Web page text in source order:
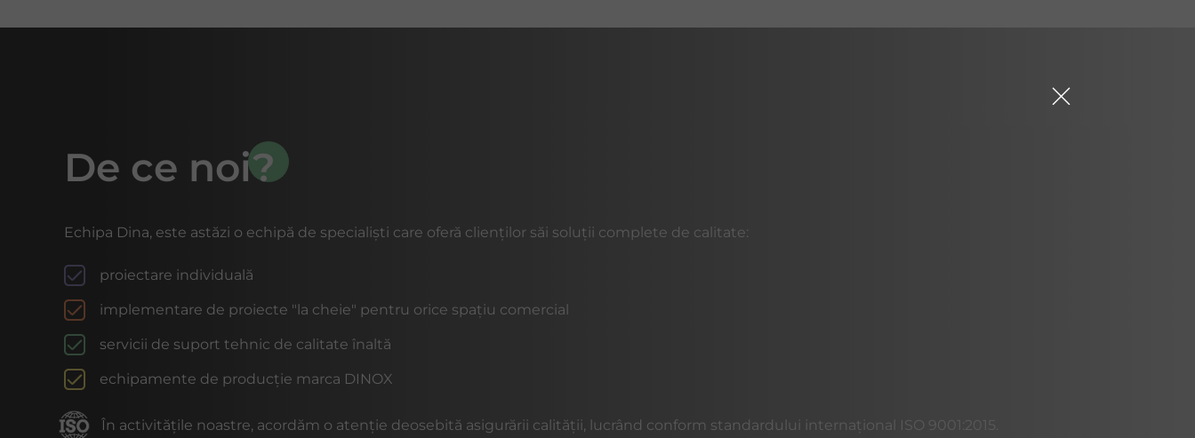
De ce noi?
Echipa Dina, este astăzi o echipă de specialiști care oferă clienților săi soluții complete de calitate:
proiectare individuală
implementare de proiecte "la cheie" pentru orice spațiu comercial
servicii de suport tehnic de calitate înaltă
echipamente de producție marca DINOX
În activitățile noastre, acordăm o atenție deosebită asigurării calității, lucrând conform standardului internațional ISO 9001:2015.